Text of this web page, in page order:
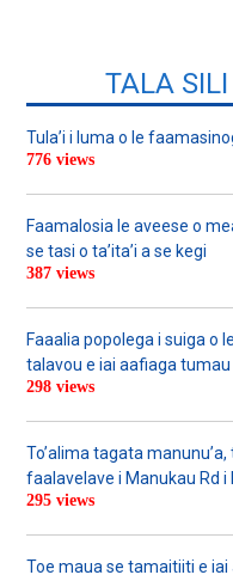
TALA
Tula’i i luma o le
776 views
Faamalosia le aveese o
se tasi o ta’ita’i a se kegi
387 views
Faaalia popolega i suiga o
talavou e iai aafiaga
298 views
To’alima tagata
faalavelave i Manukau Rd
295 views
Toe maua se tamaitiiti e